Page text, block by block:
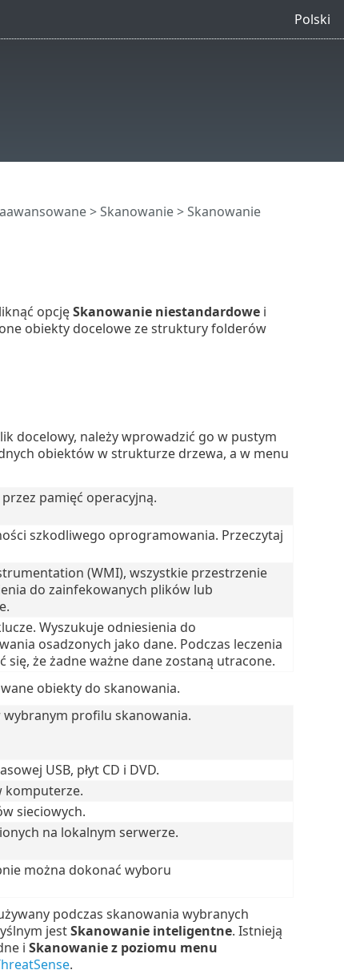
Polski
>Skanowanie>Skanowanie
opcjęSkanowanie niestandardowei
obiekty docelowe ze struktury folderów
docelowy, należy wprowadzić go w pustym
obiektów w strukturze drzewa, a w menu
pamięć operacyjną.
szkodliwego oprogramowania. Przeczytaj
(WMI), wszystkie przestrzenie
do zainfekowanych plików lub
Wyszukuje odniesienia do
osadzonych jako dane. Podczas leczenia
że żadne ważne dane zostaną utracone.
obiekty do skanowania.
profilu skanowania.
USB, płyt CD i DVD.
komputerze.
sieciowych.
na lokalnym serwerze.
można dokonać wyboru
podczas skanowania wybranych
jestSkanowanie inteligentne. Istnieją
i Skanowanie z poziomu menu
.